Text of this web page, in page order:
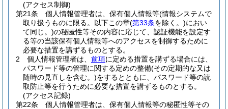
(アクセス制御)
第21条
個人情報管理者は、保有個人情報等(情報システムで
取り扱うものに限る。以下この章(第33条を除く。)におい
て同じ。)の秘匿性等その内容に応じて、認証機能を設定す
る等の当該保有個人情報等へのアクセスを制御するために
必要な措置を講ずるものとする。
2
個人情報管理者は、 前項に定める措置を講ずる場合には、
パスワード等の管理に関する定めの整備(その定期的な又は
随時の見直しを含む。)をするとともに、パスワード等の読
取防止等を行うために必要な措置を講ずるものとする。
(アクセス記録)
第22条
個人情報管理者は、保有個人情報等の秘匿性等その